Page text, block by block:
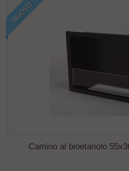
NUOVO
Camino al bioetanolo